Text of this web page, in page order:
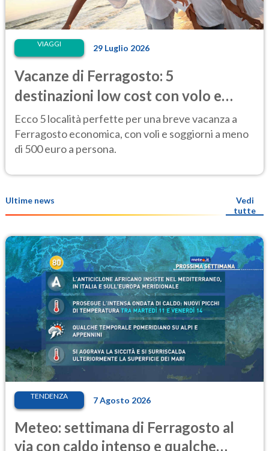
VIAGGI 29 Luglio 2026
Vacanze di Ferragosto: 5
destinazioni low cost con volo e
hotel sotto i 500 euro
Ecco 5 località perfette per una breve vacanza a
Ferragosto economica, con voli e soggiorni a meno
di 500 euro a persona.
Ultime news
Vedi
tutte
TENDENZA 7 Agosto 2026
Meteo: settimana di Ferragosto al
via con caldo intenso e qualche